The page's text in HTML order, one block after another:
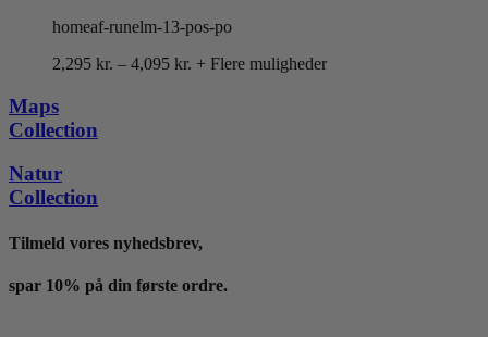
homeaf-runelm-13-pos-po
2,295 kr. – 4,095 kr. Prisinterval:
+ Flere muligheder
Maps
Collection
Natur
Collection
Tilmeld vores nyhedsbrev,
spar 10% på din første ordre.